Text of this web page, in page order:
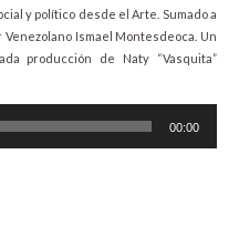
y político desde el Arte. Sumado a
Ismael Montesdeoca. Un
producción de Naty “Vasquita”
00:00